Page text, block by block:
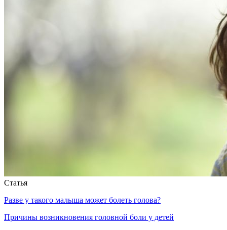
Статья
Разве у такого малыша может болеть голова?
Причины возникновения головной боли у детей